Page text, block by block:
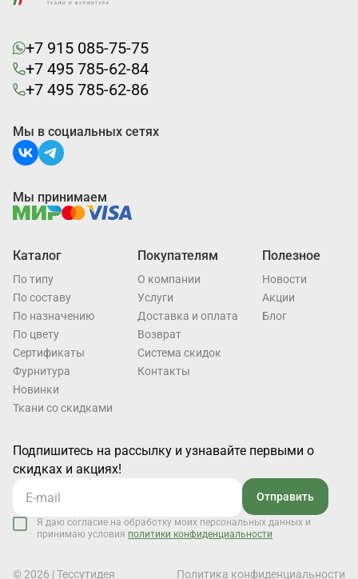
+7 915 085-75-75
+7 495 785-62-84
+7 495 785-62-86
Каталог
По типу
По составу
По назначению
По цвету
Cертификаты
Фурнитура
Новинки
Ткани со скидками
Покупателям
О компании
Услуги
Доставка и оплата
Возврат
Система скидок
Контакты
Полезное
Новости
Акции
Блог
Подпишитесь на рассылку и узнавайте первыми о
скидках и акциях!
Отправить
Я даю согласие на обработку моих персональных данных и
принимаю условия политики конфиденциальности
Мы в социальных сетях
Мы принимаем
© 2026 | Тессутидея Политика конфиденциальности